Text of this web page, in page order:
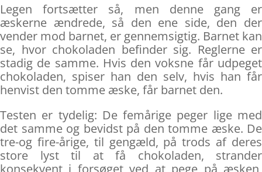
Legen fortsætter så, men denne gang er
æskerne ændrede, så den ene side, den der
vender mod barnet, er gennemsigtig. Barnet kan
se, hvor chokoladen befinder sig. Reglerne er
stadig de samme. Hvis den voksne får udpeget
chokoladen, spiser han den selv, hvis han får
henvist den tomme æske, får barnet den.
Testen er tydelig: De femårige peger lige med
det samme og bevidst på den tomme æske. De
tre-og fire-årige, til gengæld, på trods af deres
store lyst til at få chokoladen, strander
konsekvent i forsøget ved at pege på æsken,